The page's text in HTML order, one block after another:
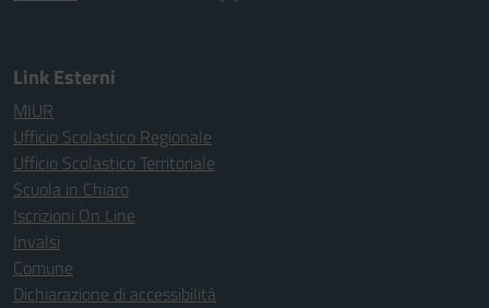
Link Esterni
MIUR
Ufficio Scolastico Regionale
Ufficio Scolastico Territoriale
Scuola in Chiaro
Iscrizioni On Line
Invalsi
Comune
Dichiarazione di accessibilità